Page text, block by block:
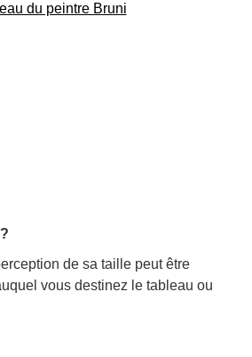
du peintre Bruni
de sa taille peut être
vous destinez le tableau ou